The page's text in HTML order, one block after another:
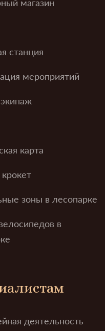
магазин
станция
мероприятий
карта
зоны в лесопарке
в
деятельность